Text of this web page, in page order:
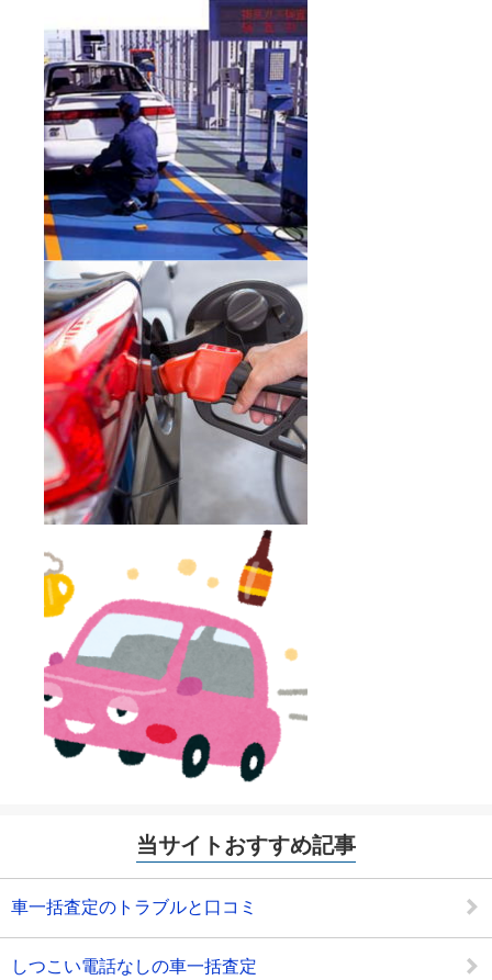
当サイトおすすめ記事
車一括査定のトラブルと口コミ
しつこい電話なしの車一括査定